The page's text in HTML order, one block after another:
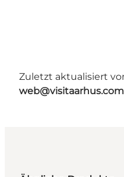
Zuletzt aktualisiert
web@visitaarhus.com